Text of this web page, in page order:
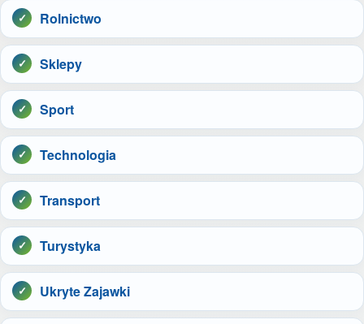
Rolnictwo
Sklepy
Sport
Technologia
Transport
Turystyka
Ukryte Zajawki